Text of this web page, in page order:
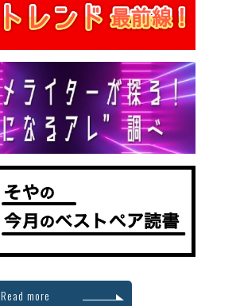
Read more